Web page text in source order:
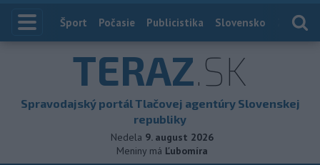
Index
Šport Počasie Publicistika Slovensko
TERAZ.SK
Spravodajský portál Tlačovej agentúry Slovenskej
republiky
Nedela 9. august 2026
Meniny má Ľubomíra